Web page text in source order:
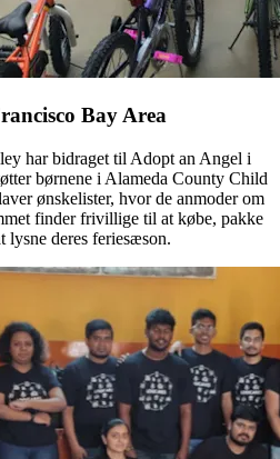
Bay Area
har bidraget til Adopt an Angel i
børnene i Alameda County Child
ønskelister, hvor de anmoder om
finder frivillige til at købe, pakke
lysne deres feriesæson.